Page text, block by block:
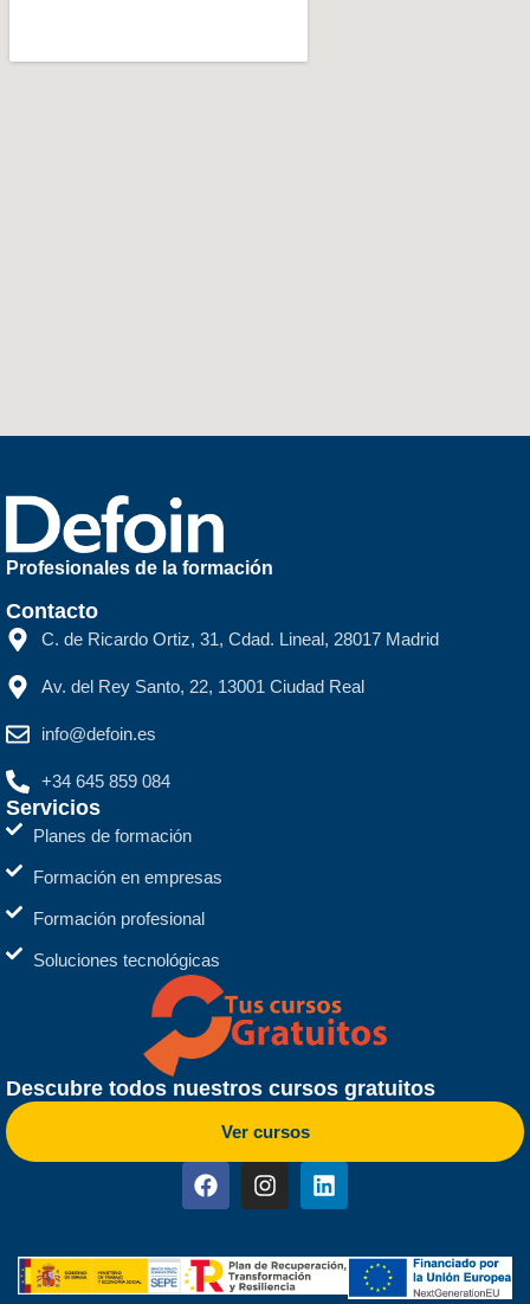
Profesionales de la formación
Contacto
C. de Ricardo Ortiz, 31, Cdad. Lineal, 28017 Madrid
Av. del Rey Santo, 22, 13001 Ciudad Real
info@defoin.es
+34 645 859 084
Servicios
Planes de formación
Formación en empresas
Formación profesional
Soluciones tecnológicas
Descubre todos nuestros cursos gratuitos
Ver cursos